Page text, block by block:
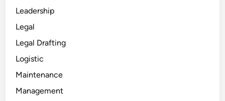
Leadership
Legal
Legal Drafting
Logistic
Maintenance
Management